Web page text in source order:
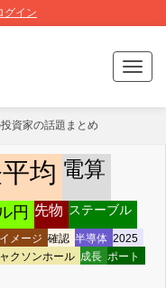
グイン
T
o
g
i
g
a
資家の話題まとめ
均 電算
円 先物 ステーブル
イメージ 確認 半導体 2025
クソンホール 成長 ポート